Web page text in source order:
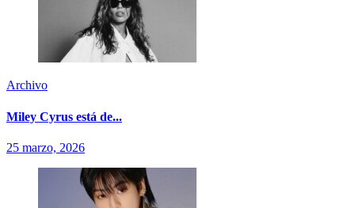
Archivo
Miley Cyrus está de...
25 marzo, 2026